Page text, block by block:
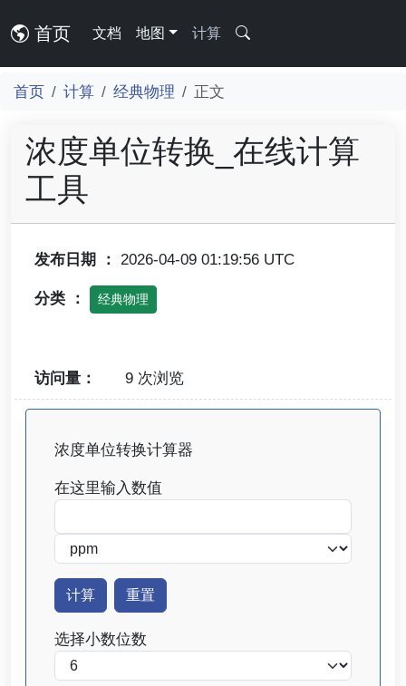
首页 文档 地图 计算
首页 计算 经典物理 正文
浓度单位转换_在线计算
工具
发布日期 ： 2026-04-09 01:19:56 UTC
分类 ： 经典物理
访问量： 9 次浏览
浓度单位转换计算器
在这里输入数值
选择小数位数